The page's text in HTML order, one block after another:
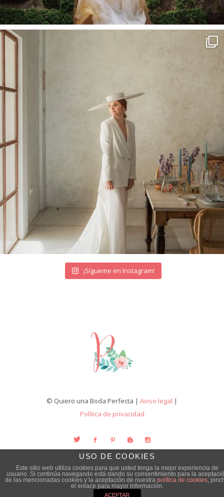
¡Sígueme en Instagram!
© Quiero una Boda Perfecta | Aviso legal |
Política de privacidad
USO DE COOKIES
Este sitio web utiliza cookies para que usted tenga la mejor experiencia de
usuario. Si continúa navegando está dando su consentimiento para la
de las mencionadas cookies y la aceptación de nuestra política de cookies,
el enlace para mayor información.
ACEPTAR